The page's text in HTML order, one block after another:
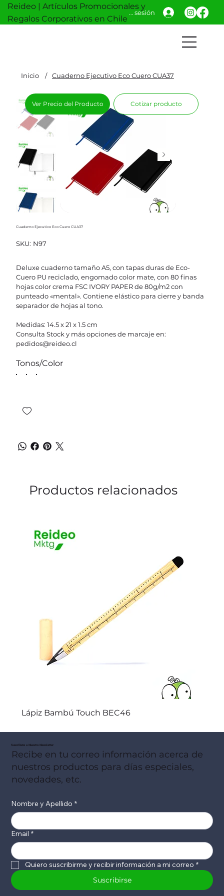
Reideo | Artículos Promocionales y
Regalos Corporativos en Chile
Iniciar sesión
Inicio / Cuaderno Ejecutivo Eco Cuero CUA37
Cuaderno Ejecutivo Eco Cuero CUA37
SKU: SKU
N97
N97
Deluxe cuaderno tamaño A5, con tapas duras de Eco-
Cuero PU reciclado, engomado color mate, con 80 finas
hojas color crema FSC IVORY PAPER de 80g/m2 con
punteado «mental». Contiene elástico para cierre y banda
separador de hojas al tono.
Medidas: 14.5 x 21 x 1.5 cm
Consulta Stock y más opciones de marcaje en:
pedidos@reideo.cl
Tonos/Color
Ver Precio del Producto Cotizar producto
Productos relacionados
Lápiz Bambú Touch BEC46
Suscribete a Nuestro Newsletter
Recibe en tu correo información acerca de
nuestros productos para días especiales,
novedades, etc.
Nombre y Apellido *
Email *
Quiero suscribirme y recibir información a mi correo *
Suscribirse